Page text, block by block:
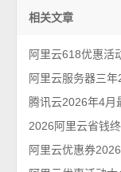
相关文章
阿里云服务器三年